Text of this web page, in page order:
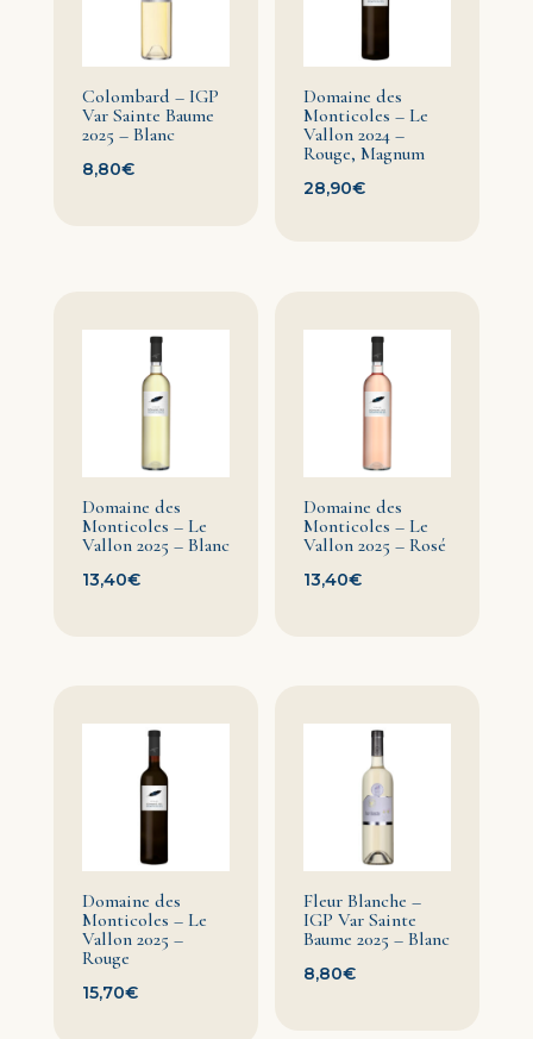
Colombard – IGP
Var Sainte Baume
2025 – Blanc
8,80€
Domaine des
Monticoles – Le
Vallon 2024 –
Rouge, Magnum
28,90€
Domaine des
Monticoles – Le
Vallon 2025 – Blanc
13,40€
Domaine des
Monticoles – Le
Vallon 2025 – Rosé
13,40€
Domaine des
Monticoles – Le
Vallon 2025 –
Rouge
15,70€
Fleur Blanche –
IGP Var Sainte
Baume 2025 – Blanc
8,80€